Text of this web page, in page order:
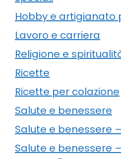
Hobby e artigianato
Lavoro e carriera
Religione e
Ricette
Ricette per colazione
Salute e benessere
Salute e benessere
Salute e benessere